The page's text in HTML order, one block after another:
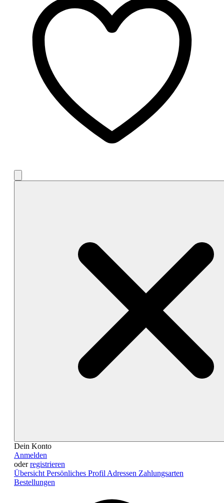
Dein Konto
Anmelden
oderregistrieren
Übersicht Persönliches Profil Adressen Zahlungsarten
Bestellungen